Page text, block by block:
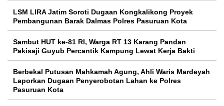
LSM LIRA Jatim Soroti Dugaan Kongkalikong Proyek
Pembangunan Barak Dalmas Polres Pasuruan Kota
Sambut HUT ke-81 RI, Warga RT 13 Karang Pandan
Pakisaji Guyub Percantik Kampung Lewat Kerja Bakti
Berbekal Putusan Mahkamah Agung, Ahli Waris Mardeyah
Laporkan Dugaan Penyerobotan Lahan ke Polres
Pasuruan Kota